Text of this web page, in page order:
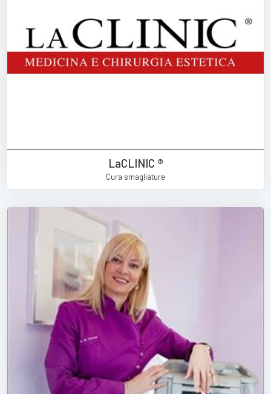
LaCLINIC ®
Cura smagliature